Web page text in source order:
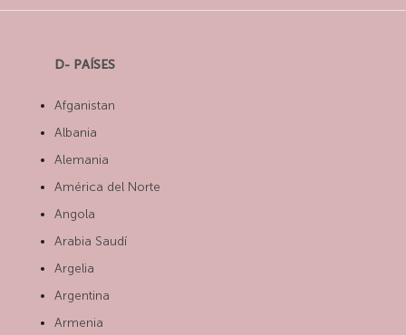
D- PAÍSES
Afganistan
Albania
Alemania
América del Norte
Angola
Arabia Saudí
Argelia
Argentina
Armenia